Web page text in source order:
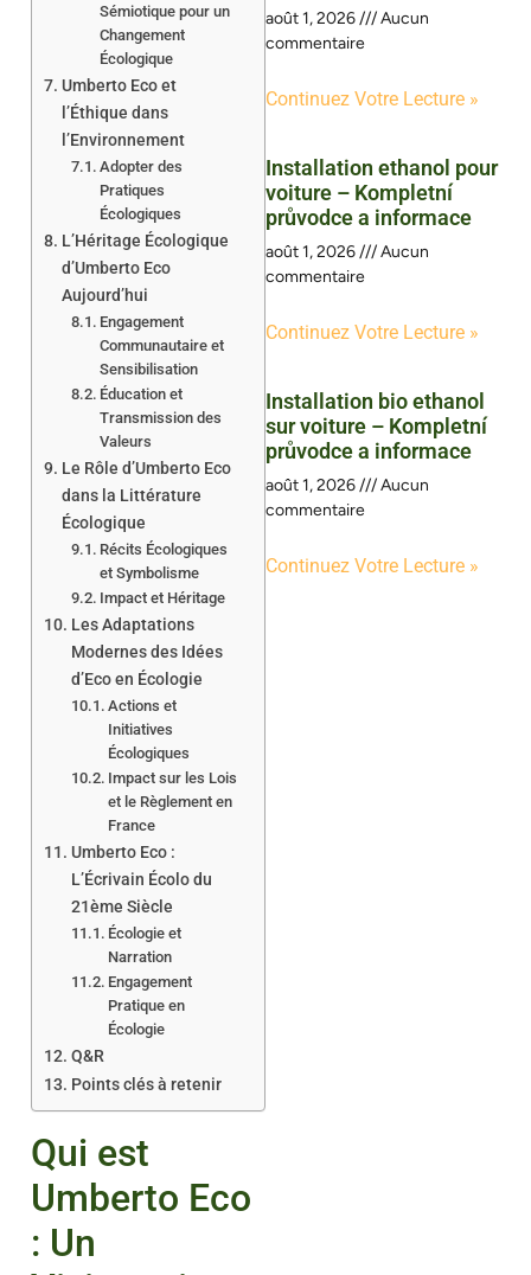
Sémiotique pour un
Changement
Écologique
Umberto Eco et
l’Éthique dans
l’Environnement
Adopter des
Pratiques
Écologiques
L’Héritage Écologique
d’Umberto Eco
Aujourd’hui
Engagement
Communautaire et
Sensibilisation
Éducation et
Transmission des
Valeurs
Le Rôle d’Umberto Eco
dans la Littérature
Écologique
Récits Écologiques
et Symbolisme
Impact et Héritage
Les Adaptations
Modernes des Idées
d’Eco en Écologie
Actions et
Initiatives
Écologiques
Impact sur les Lois
et le Règlement en
France
Umberto Eco :
L’Écrivain Écolo du
21ème Siècle
Écologie et
Narration
Engagement
Pratique en
Écologie
Q&R
Points clés à retenir
Qui est
Umberto Eco
: Un
août 1, 2026
Aucun
commentaire
Continuez Votre Lecture »
Installation ethanol pour
voiture – Kompletní
průvodce a informace
août 1, 2026
Aucun
commentaire
Continuez Votre Lecture »
Installation bio ethanol
sur voiture – Kompletní
průvodce a informace
août 1, 2026
Aucun
commentaire
Continuez Votre Lecture »